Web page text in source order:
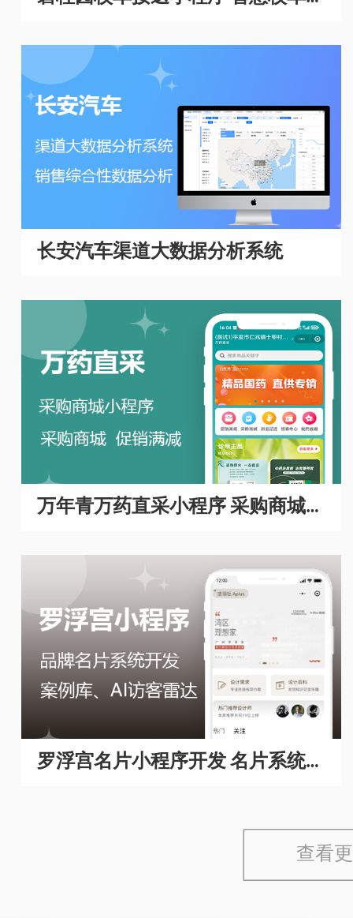
理系统
长安汽车渠道大数据分析系统
万年青万药直采小程序 采购商城A
PP开发
罗浮宫名片小程序开发 名片系统开
查看